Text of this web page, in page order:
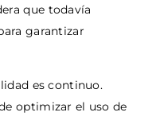
que todavía
garantizar
es continuo.
optimizar el uso de